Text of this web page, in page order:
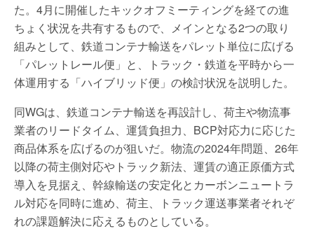
た。4月に開催したキックオフミーティングを経ての進
ちょく状況を共有するもので、メインとなる2つの取り
組みとして、鉄道コンテナ輸送をパレット単位に広げる
「パレットレール便」と、トラック・鉄道を平時から一
体運用する「ハイブリッド便」の検討状況を説明した。
同WGは、鉄道コンテナ輸送を再設計し、荷主や物流事
業者のリードタイム、運賃負担力、BCP対応力に応じた
商品体系を広げるのが狙いだ。物流の2024年問題、26年
以降の荷主側対応やトラック新法、運賃の適正原価方式
導入を見据え、幹線輸送の安定化とカーボンニュートラ
ル対応を同時に進め、荷主、トラック運送事業者それぞ
れの課題解決に応えるものとしている。